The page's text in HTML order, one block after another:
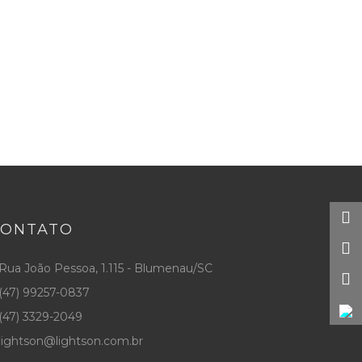
Rua João Pessoa, 1.115 - Blumenau/SC
(47) 99257-0837
(47) 3329-2049
lightson@lightson.com.br